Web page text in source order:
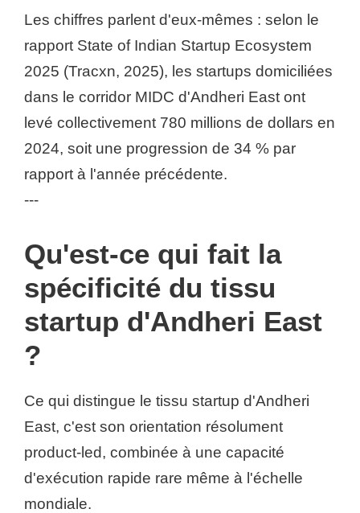
Les chiffres parlent d'eux-mêmes : selon le
rapport State of Indian Startup Ecosystem
2025 (Tracxn, 2025), les startups domiciliées
dans le corridor MIDC d'Andheri East ont
levé collectivement 780 millions de dollars en
2024, soit une progression de 34 % par
rapport à l'année précédente.
---
Qu'est-ce qui fait la
spécificité du tissu
startup d'Andheri East
?
Ce qui distingue le tissu startup d'Andheri
East, c'est son orientation résolument
product-led, combinée à une capacité
d'exécution rapide rare même à l'échelle
mondiale.